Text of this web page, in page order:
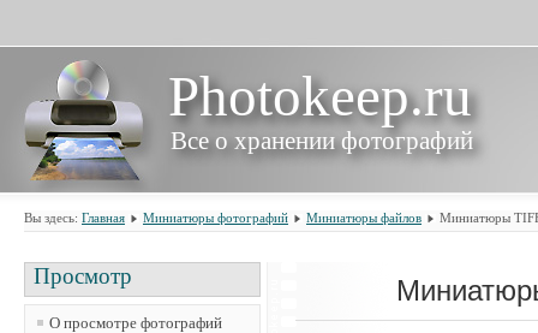
Photokeep.ru
Все о хранении фотографий
Вы здесь: Главная Миниатюры фотографий Миниатюры файлов Миниатюры
Просмотр
О просмотре фотографий